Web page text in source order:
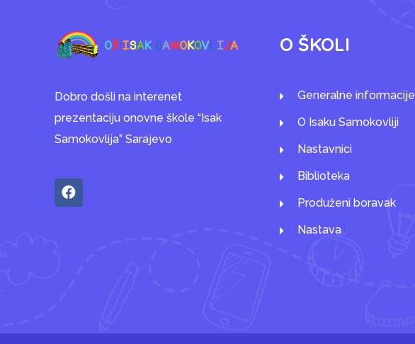
Dobro došli na interenet
prezentaciju onovne škole “Isak
Samokovlija” Sarajevo
O ŠKOLI
Generalne informacije
O Isaku Samokovliji
Nastavnici
Biblioteka
Produženi boravak
Nastava